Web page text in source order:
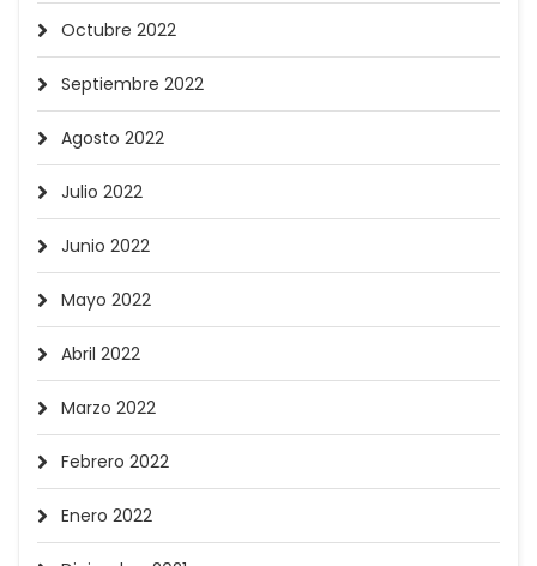
Octubre 2022
Septiembre 2022
Agosto 2022
Julio 2022
Junio 2022
Mayo 2022
Abril 2022
Marzo 2022
Febrero 2022
Enero 2022